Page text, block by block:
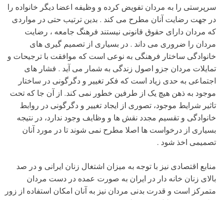
سرپرستی را به مردان تفویض کرده و وظیفه اعضا دیگر خانواده را
در جهت رضایت آنان مطرح می کند . بدین ترتیب حتی در مواردی
که مردان دارای حقوق قانونی نیستند فرهنگ جامعه ، رضایت
مردان را ضروری می داند . در بسیاری از تصمیم گیری های
خانوادگی ساختار فرهنگی به نوعی است که موافقت با ترجیحات و
تمایلات مردان جزو اصول زندگی به شمار می آید . فشار های
اجتماعی به حدی زیاد است که فکر تغییر و دگرگونی در ساختار
موجود به ذهن هیچ یک از طرفین خطور نمی کند. از آن جا که تحت
تاثیر شرایط موجود، تصوری از ایجاد تغییر و دگرگونی در روابط
خانوادگی و تقسیم مجدد نقش ها و وظایف وجود ندارد، در نتیجه
بسیاری از درخواست ها اصلا مطرح نمی شوند تا در مورد آنان
تصمیمی اخذ شود .
منابع اقتصادی نیز با توجه به میزان اشتغال زنان ایرانی و در صد
بالای زنان خانه دار در ایران به صورت عمده در دست مردان
متمرکز است و قدرت بدنی مردان نیز به آنان امکان استفاده از زور